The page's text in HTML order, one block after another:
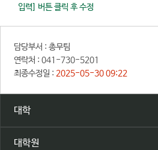
입력] 버튼 클릭 후 수정
담당부서 : 총무팀
연락처 : 041-730-5201
최종수정일 : 2025-05-30 09:22
대학
대학원